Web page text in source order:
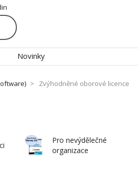
Novinky
Zvýhodněné oborové licence
Pro nevýdělečné
organizace